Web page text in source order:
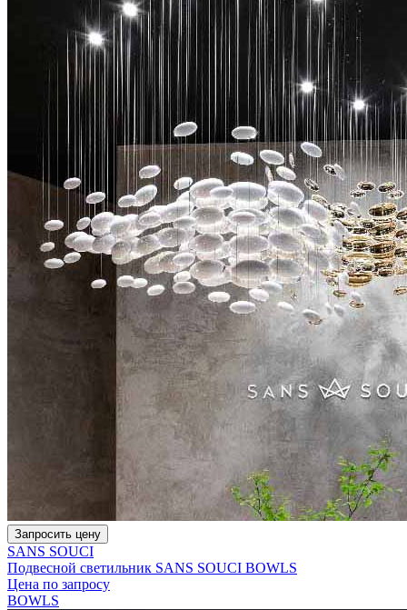
Запросить цену
SANS SOUCI
Подвесной светильник SANS SOUCI BOWLS
Цена по запросу
BOWLS